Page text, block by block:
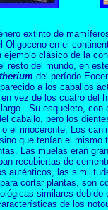
extinto de
Oligoceno en el
ejemplo clásico de la
resto del mundo, en
del período
a los caballos
vez de los cuatro del
Su esqueleto, con
caballo, pero los
el rinoceronte. Los
que tenían el
Las muelas eran
recubiertas de
auténticos, las
cortar plantas, son
similares
de los